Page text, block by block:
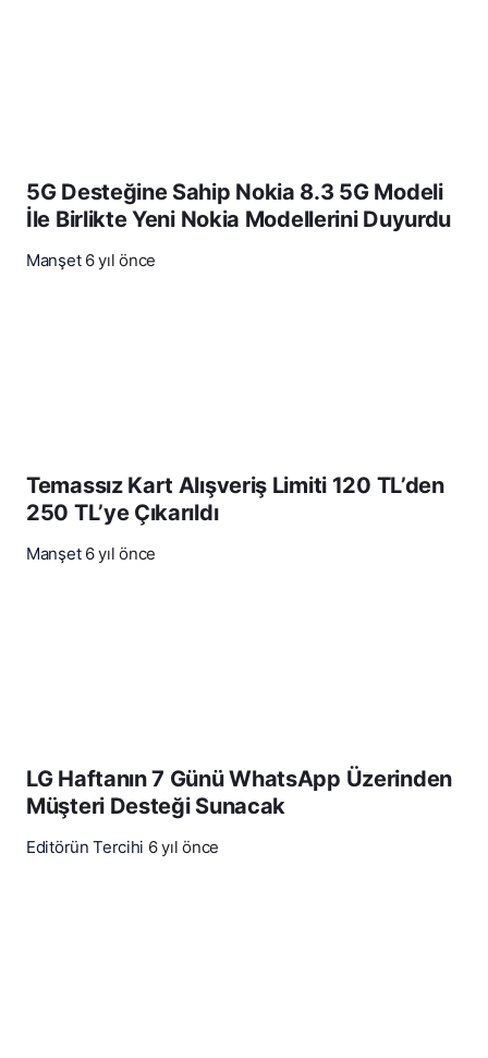
5G Desteğine Sahip Nokia 8.3 5G Modeli
İle Birlikte Yeni Nokia Modellerini Duyurdu
Manşet 6 yıl önce
Temassız Kart Alışveriş Limiti 120 TL’den
250 TL’ye Çıkarıldı
Manşet 6 yıl önce
LG Haftanın 7 Günü WhatsApp Üzerinden
Müşteri Desteği Sunacak
Editörün Tercihi 6 yıl önce